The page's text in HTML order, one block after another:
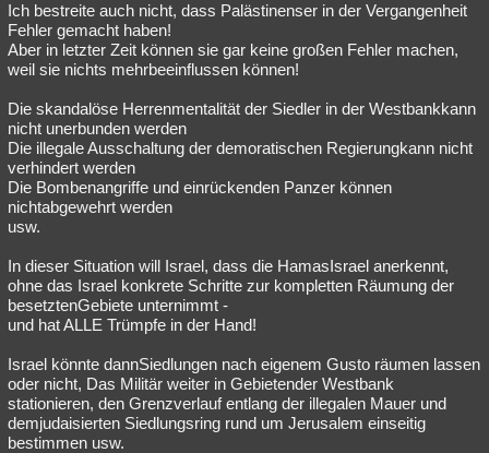
Ich bestreite auch nicht, dass Palästinenser in der Vergangenheit
Fehler gemacht haben!
Aber in letzter Zeit können sie gar keine großen Fehler machen,
weil sie nichts mehrbeeinflussen können!
Die skandalöse Herrenmentalität der Siedler in der Westbankkann
nicht unerbunden werden
Die illegale Ausschaltung der demoratischen Regierungkann nicht
verhindert werden
Die Bombenangriffe und einrückenden Panzer können
nichtabgewehrt werden
usw.
In dieser Situation will Israel, dass die HamasIsrael anerkennt,
ohne das Israel konkrete Schritte zur kompletten Räumung der
besetztenGebiete unternimmt -
und hat ALLE Trümpfe in der Hand!
Israel könnte dannSiedlungen nach eigenem Gusto räumen lassen
oder nicht, Das Militär weiter in Gebietender Westbank
stationieren, den Grenzverlauf entlang der illegalen Mauer und
demjudaisierten Siedlungsring rund um Jerusalem einseitig
bestimmen usw.